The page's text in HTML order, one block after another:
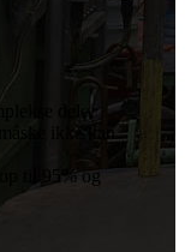
dele,
ikke kan
til 95% og